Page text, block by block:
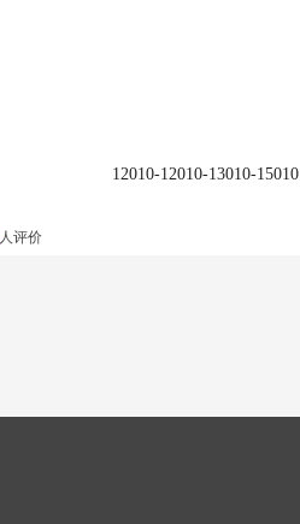
12010-12010-13010-15010
人评价